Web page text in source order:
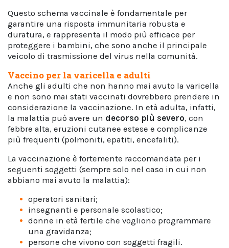
Questo schema vaccinale è fondamentale per
garantire una risposta immunitaria robusta e
duratura, e rappresenta il modo più efficace per
proteggere i bambini, che sono anche il principale
veicolo di trasmissione del virus nella comunità.
Vaccino per la varicella e adulti
Anche gli adulti che non hanno mai avuto la varicella
e non sono mai stati vaccinati dovrebbero prendere in
considerazione la vaccinazione. In età adulta, infatti,
la malattia può avere un decorso più severo, con
febbre alta, eruzioni cutanee estese e complicanze
più frequenti (polmoniti, epatiti, encefaliti).
La vaccinazione è fortemente raccomandata per i
seguenti soggetti (sempre solo nel caso in cui non
abbiano mai avuto la malattia):
operatori sanitari;
insegnanti e personale scolastico;
donne in età fertile che vogliono programmare
una gravidanza;
persone che vivono con soggetti fragili.